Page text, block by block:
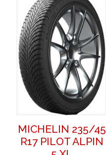
MICHELIN 235/45
R17 PILOT ALPIN